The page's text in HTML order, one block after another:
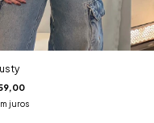
juros